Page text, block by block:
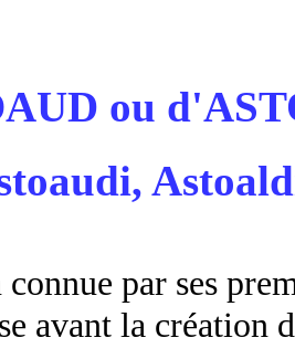
ou
par ses